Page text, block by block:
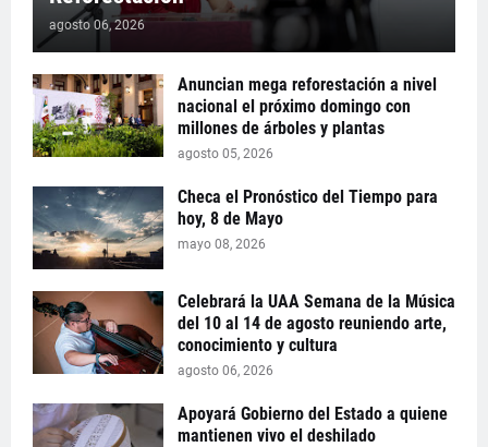
agosto 06, 2026
Anuncian mega reforestación a nivel
nacional el próximo domingo con
millones de árboles y plantas
agosto 05, 2026
Checa el Pronóstico del Tiempo para
hoy, 8 de Mayo
mayo 08, 2026
Celebrará la UAA Semana de la Música
del 10 al 14 de agosto reuniendo arte,
conocimiento y cultura
agosto 06, 2026
Apoyará Gobierno del Estado a quiene
mantienen vivo el deshilado